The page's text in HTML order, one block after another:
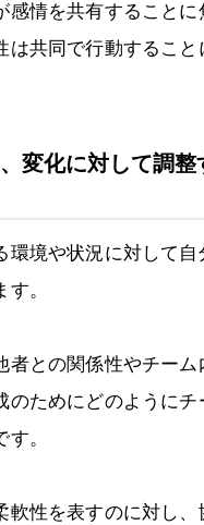
感情を共有することに
は共同で行動すること
変化に対して調整
環境や状況に対して自
。
者との関係性やチーム
のためにどのようにチ
。
軟性を表すのに対し、